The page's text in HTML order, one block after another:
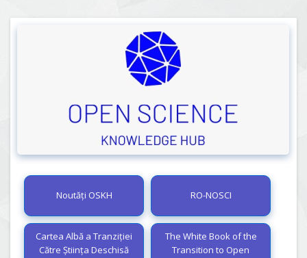
Noutăți OSKH RO-NOSCI
Cartea Albă a Tranziției
Către Știința Deschisă
The White Book of the
Transition to Open